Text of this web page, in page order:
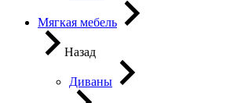
Мягкая мебель
Назад
Диваны